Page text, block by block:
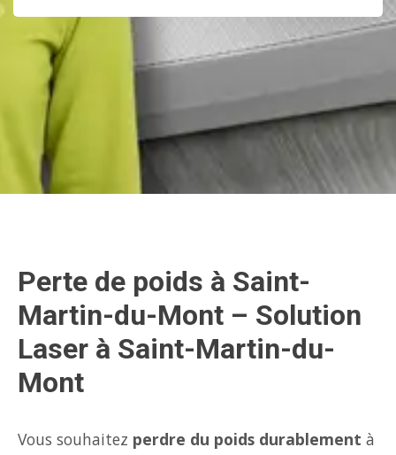
Perte de poids à Saint-
Martin-du-Mont – Solution
Laser à Saint-Martin-du-
Mont
Vous souhaitez perdre du poids durablement à